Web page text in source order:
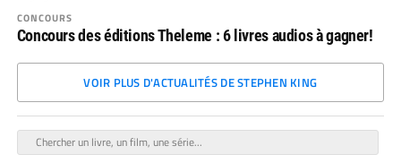
CONCOURS
Concours des éditions Theleme : 6 livres audios à gagner!
VOIR PLUS D'ACTUALITÉS DE STEPHEN KING